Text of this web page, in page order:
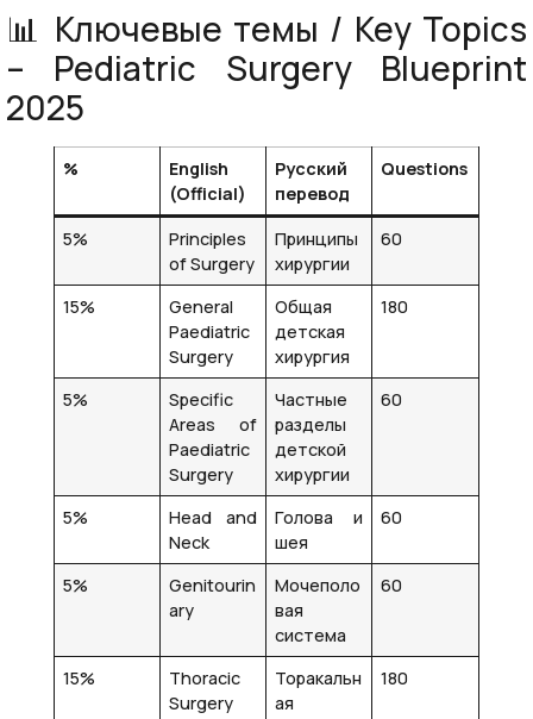
📊 Ключевые темы / Key Topics
– Pediatric Surgery Blueprint
2025
%
English
(Official)
Русский
перевод
Questions
5%
Principles
of Surgery
Принципы
хирургии
60
15%
General
Paediatric
Surgery
Общая
детская
хирургия
180
5%
Specific
Areas of
Paediatric
Surgery
Частные
разделы
детской
хирургии
60
5%
Head and
Neck
Голова и
шея
60
5%
Genitourin
ary
Мочеполо
вая
система
60
15%
Thoracic
Surgery
Торакальн
ая
180